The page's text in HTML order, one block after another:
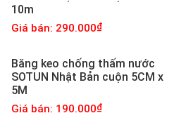
10m
Giá bán: 290.000
Băng keo chống thấm nước
SOTUN Nhật Bản cuộn 5CM x
5M
Giá bán: 190.000